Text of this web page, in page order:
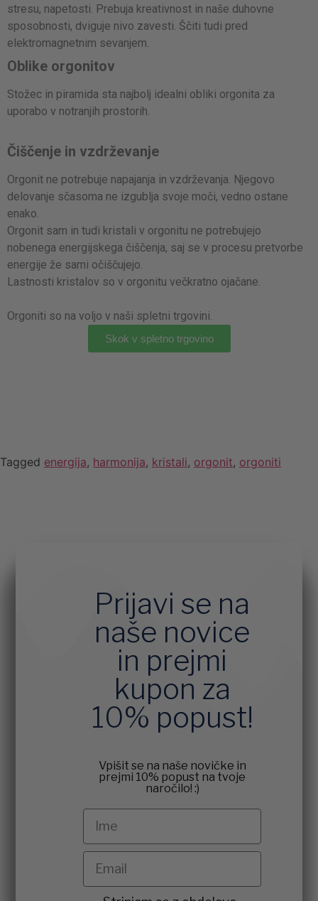
stresu, napetosti. Prebuja kreativnost in naše duhovne
sposobnosti, dviguje nivo zavesti. Ščiti tudi pred
elektromagnetnim sevanjem.
Oblike orgonitov
Stožec in piramida sta najbolj idealni obliki orgonita za
uporabo v notranjih prostorih.
Čiščenje in vzdrževanje
Orgonit ne potrebuje napajanja in vzdrževanja. Njegovo
delovanje sčasoma ne izgublja svoje moči, vedno ostane
enako.
Orgonit sam in tudi kristali v orgonitu ne potrebujejo
nobenega energijskega čiščenja, saj se v procesu pretvorbe
energije že sami očiščujejo.
Lastnosti kristalov so v orgonitu večkratno ojačane.
Orgoniti so na voljo v naši spletni trgovini.
Skok v spletno trgovino
Tagged energija, harmonija, kristali, orgonit, orgoniti
Prijavi se na
naše novice
in prejmi
kupon za
10% popust!
Vpišit se na naše novičke in
prejmi 10% popust na tvoje
naročilo! :)
Ime
Email